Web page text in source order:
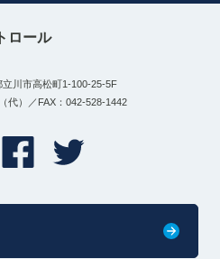
ロール
川市高松町1-100-25-5F
代）／FAX：042-528-1442